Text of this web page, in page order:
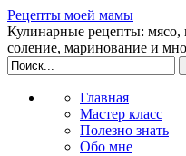
Рецепты моей мамы
Кулинарные рецепты:
соление, маринование и
Главная
Мастер класс
Полезно знать
Обо мне